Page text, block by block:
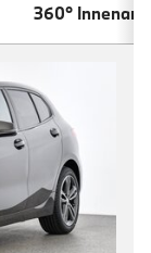
360°